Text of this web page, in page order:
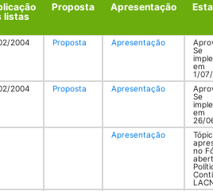
listas
Proposta Apresentação
2004 Proposta Apresentação
Se
em
1/
2004 Proposta Apresentação
Se
em
26/
Apresentação
no